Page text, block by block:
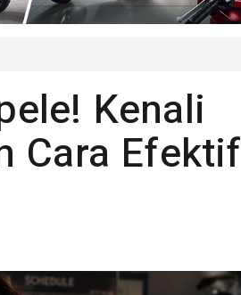
Kenali
Cara Efektif